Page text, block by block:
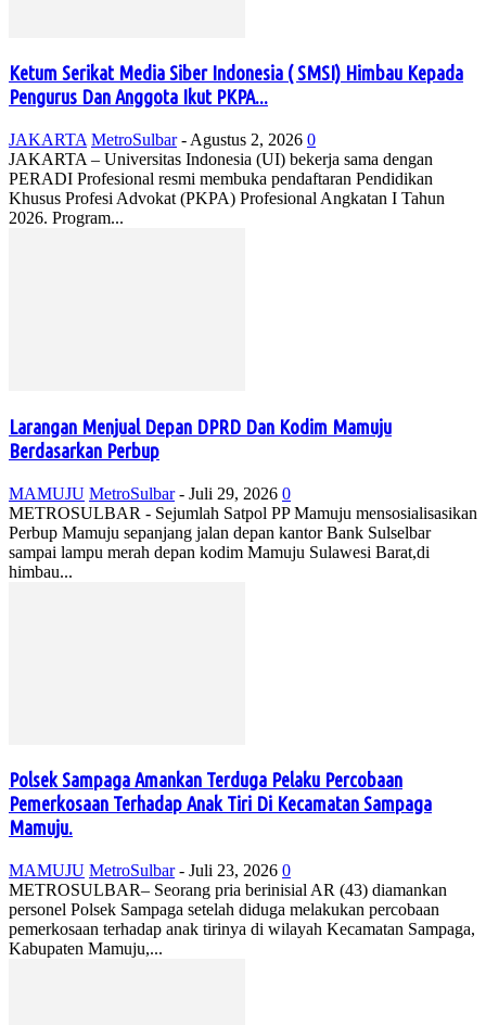
Ketum Serikat Media Siber Indonesia ( SMSI) Himbau Kepada
Pengurus Dan Anggota Ikut PKPA...
JAKARTA MetroSulbar - Agustus 2, 2026 0
JAKARTA – Universitas Indonesia (UI) bekerja sama dengan
PERADI Profesional resmi membuka pendaftaran Pendidikan
Khusus Profesi Advokat (PKPA) Profesional Angkatan I Tahun
2026. Program...
Larangan Menjual Depan DPRD Dan Kodim Mamuju
Berdasarkan Perbup
MAMUJU MetroSulbar - Juli 29, 2026 0
METROSULBAR - Sejumlah Satpol PP Mamuju mensosialisasikan
Perbup Mamuju sepanjang jalan depan kantor Bank Sulselbar
sampai lampu merah depan kodim Mamuju Sulawesi Barat,di
himbau...
Polsek Sampaga Amankan Terduga Pelaku Percobaan
Pemerkosaan Terhadap Anak Tiri Di Kecamatan Sampaga
Mamuju.
MAMUJU MetroSulbar - Juli 23, 2026 0
METROSULBAR– Seorang pria berinisial AR (43) diamankan
personel Polsek Sampaga setelah diduga melakukan percobaan
pemerkosaan terhadap anak tirinya di wilayah Kecamatan Sampaga,
Kabupaten Mamuju,...